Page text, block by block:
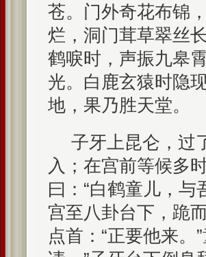
苍。门外奇花布锦
烂，洞门茸草翠丝
鹤唳时，声振九皋
光。白鹿玄猿时隐
地，果乃胜天堂。
子牙上昆仑，过
入；在宫前等候多
曰：“白鹤童儿，与
宫至八卦台下，跪
点首：“正要他来。